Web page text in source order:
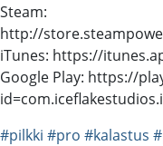
Steam:
http://
iTunes: https://
Google Play: https://
#pilkki #pro #kalastus